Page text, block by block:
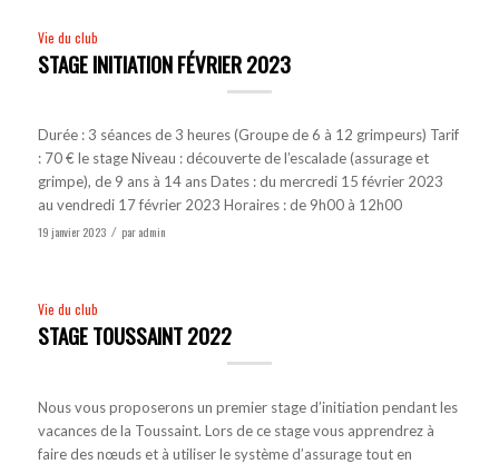
Vie du club
STAGE INITIATION FÉVRIER 2023
Durée : 3 séances de 3 heures (Groupe de 6 à 12 grimpeurs) Tarif
: 70 € le stage Niveau : découverte de l’escalade (assurage et
grimpe), de 9 ans à 14 ans Dates : du mercredi 15 février 2023
au vendredi 17 février 2023 Horaires : de 9h00 à 12h00
19 janvier 2023 / paradmin
Vie du club
STAGE TOUSSAINT 2022
Nous vous proposerons un premier stage d’initiation pendant les
vacances de la Toussaint. Lors de ce stage vous apprendrez à
faire des nœuds et à utiliser le système d’assurage tout en